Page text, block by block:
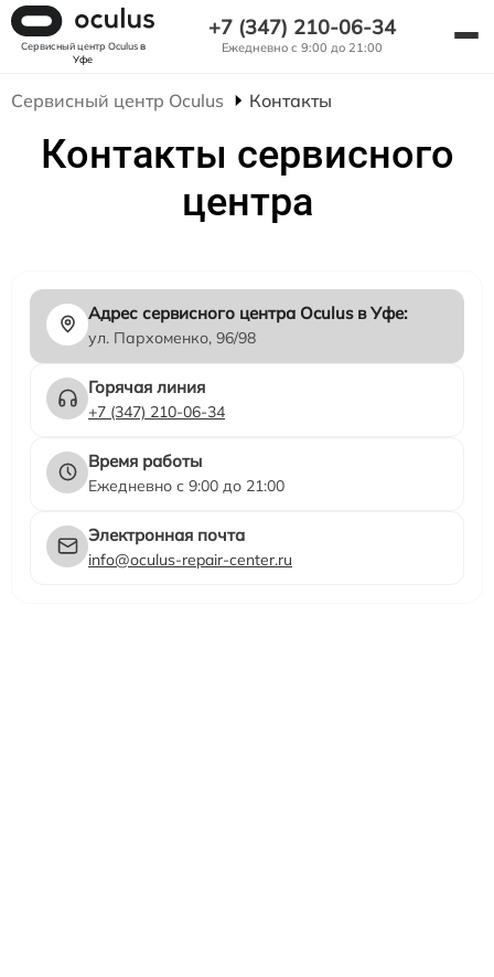
Сервисный центр Oculusв
Уфе
+7 (347) 210-06-34
Ежедневно с 9:00 до 21:00
Сервисный центр Oculus Контакты
Контакты сервисного
центра
Адрес сервисного центра Oculus в Уфе:
ул. Пархоменко, 96/98
Горячая линия
+7 (347) 210-06-34
Время работы
Ежедневно с 9:00 до 21:00
Электронная почта
info@oculus-repair-center.ru